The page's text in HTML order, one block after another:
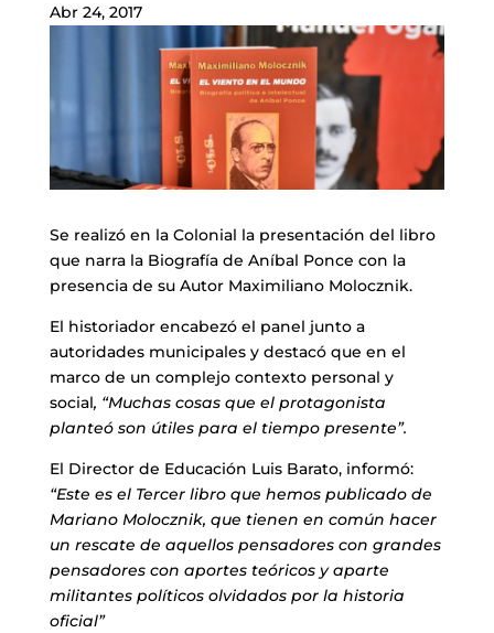
Abr 24, 2017
Se realizó en la Colonial la presentación del libro
que narra la Biografía de Aníbal Ponce con la
presencia de su Autor Maximiliano Molocznik.
El historiador encabezó el panel junto a
autoridades municipales y destacó que en el
marco de un complejo contexto personal y
social, “Muchas cosas que el protagonista
planteó son útiles para el tiempo presente”.
El Director de Educación Luis Barato, informó:
“Este es el Tercer libro que hemos publicado de
Mariano Molocznik, que tienen en común hacer
un rescate de aquellos pensadores con grandes
pensadores con aportes teóricos y aparte
militantes políticos olvidados por la historia
oficial”